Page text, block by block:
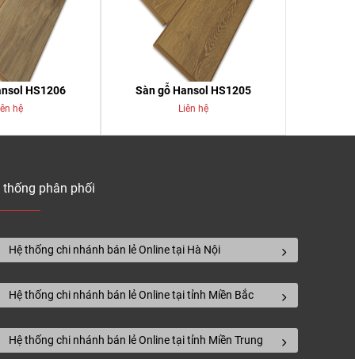
HS1206
hệ
Sàn gỗ Hansol HS1205
Liên hệ
thống phân phối
Hệ thống chi nhánh bán lẻ Online tại Hà Nội
Hệ thống chi nhánh bán lẻ Online tại tỉnh Miền Bắc
Hệ thống chi nhánh bán lẻ Online tại tỉnh Miền Trung